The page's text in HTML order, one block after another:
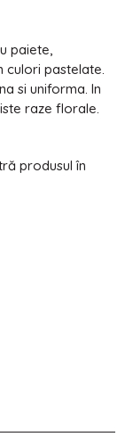
paiete,
culori pastelate.
si uniforma. In
raze florale.
produsul în